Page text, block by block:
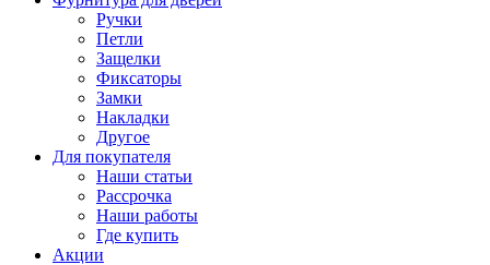
Ручки
Петли
Защелки
Фиксаторы
Замки
Накладки
Другое
Для покупателя
Наши статьи
Рассрочка
Наши работы
Где купить
Акции